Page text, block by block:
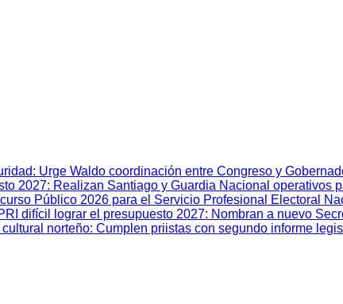
: Urge Waldo coordinación entre Congreso y
2027: Realizan Santiago y Guardia Nacional operativos
Público 2026 para el Servicio Profesional Electoral
difícil lograr el presupuesto 2027: Nombran a nuevo
norteño: Cumplen priistas con segundo informe